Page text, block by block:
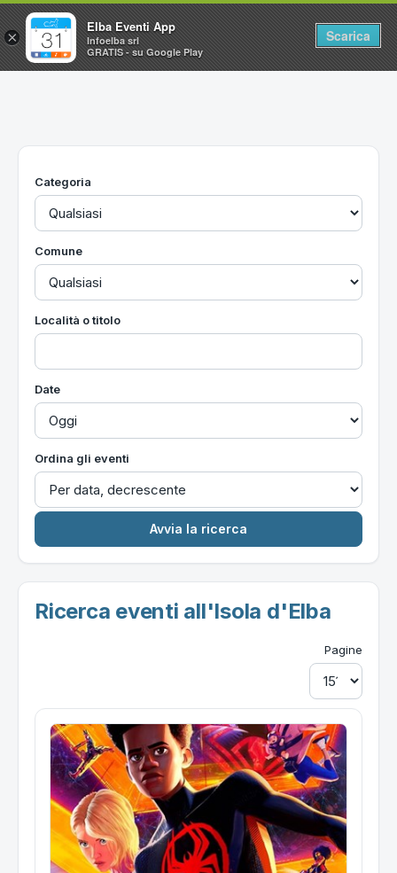
Home
Utilità
Categoria
Comune
Località o titolo
Date
Ordina gli eventi
Ricerca eventi all'Isola d'Elba
Pagine
×
Elba Eventi App
Infoelba srl
GRATIS - su Google Play
Scarica